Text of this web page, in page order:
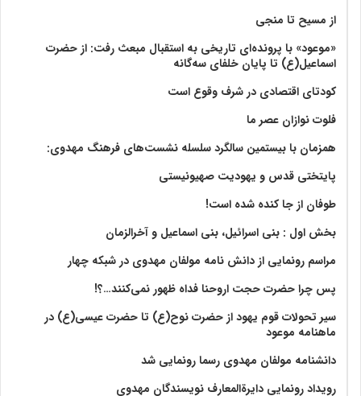
از مسیح تا منجی
«موعود» با پرونده‌ای تاریخی به استقبال مبعث رفت: از حضرت
اسماعیل(ع) تا پایان خلفای سه‌گانه
کودتای اقتصادی در شرف وقوع است
فلوت نوازان عصر ما
همزمان با بیستمین سالگرد سلسله نشست‌های فرهنگ مهدوی:‌
پایتختی قدس و یهودیت صهیونیستی
طوفان از جا کنده شده است!
بخش اول : بنی اسرائیل، بنی اسماعیل و آخرالزمان
مراسم رونمایی از دانش نامه مولفان مهدوی در شبکه چهار
پس چرا حضرت حجت اروحنا فداه ظهور نمی‌کنند…؟!
سیر تحولات قوم یهود از حضرت نوح(ع) تا حضرت عیسی(ع) در
ماهنامه موعود
دانشنامه مولفان مهدوی رسما رونمایی شد
رویداد رونمایی دایرةالمعارف نویسندگان مهدوی